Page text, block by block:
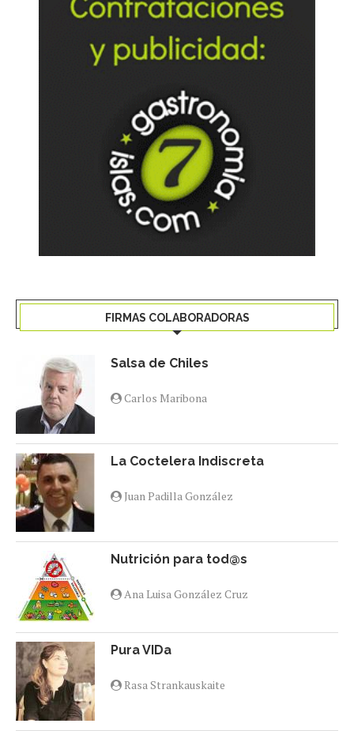
FIRMAS COLABORADORAS
Salsa de Chiles
Carlos Maribona
La Coctelera Indiscreta
Juan Padilla González
Nutrición para tod@s
Ana Luisa González Cruz
Pura VIDa
Rasa Strankauskaite